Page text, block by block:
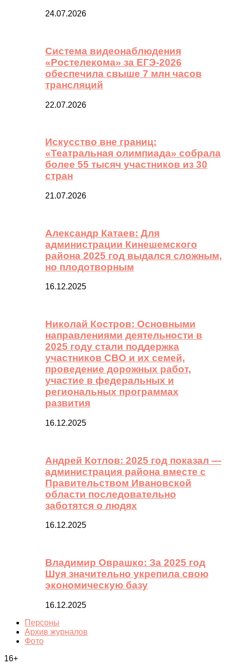
24.07.2026
Система видеонаблюдения
«Ростелекома» за ЕГЭ-2026
обеспечила свыше 7 млн часов
трансляций
22.07.2026
Искусство вне границ:
«Театральная олимпиада» собрала
более 55 тысяч участников из 30
стран
21.07.2026
Александр Катаев: Для
администрации Кинешемского
района 2025 год выдался сложным,
но плодотворным
16.12.2025
Николай Костров: Основными
направлениями деятельности в
2025 году стали поддержка
участников СВО и их семей,
проведение дорожных работ,
участие в федеральных и
региональных программах
развития
16.12.2025
Андрей Котлов: 2025 год показал —
администрация района вместе с
Правительством Ивановской
области последовательно
заботятся о людях
16.12.2025
Владимир Оврашко: За 2025 год
Шуя значительно укрепила свою
экономическую базу
16.12.2025
Персоны
Архив журналов
Фото
16+